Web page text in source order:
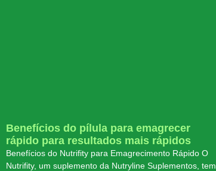
Benefícios do pílula para emagrecer
rápido para resultados mais rápidos
Benefícios do Nutrifity para Emagrecimento Rápido O
Nutrifity, um suplemento da Nutryline Suplementos, tem